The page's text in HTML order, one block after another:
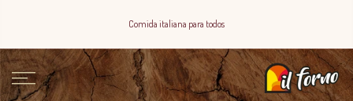
Comida italiana para todos